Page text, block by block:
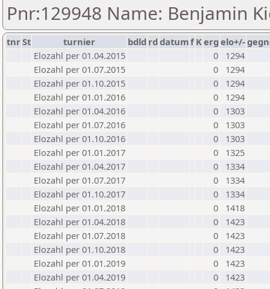
Pnr:129948 Name: Benjamin
tnrSt turnier bdld rd datumf Kerg elo+/-
Elozahl per 01.04.2015
0
1294
Elozahl per 01.07.2015
0
1294
Elozahl per 01.10.2015
0
1294
Elozahl per 01.01.2016
0
1294
Elozahl per 01.04.2016
0
1303
Elozahl per 01.07.2016
0
1303
Elozahl per 01.10.2016
0
1303
Elozahl per 01.01.2017
0
1325
Elozahl per 01.04.2017
0
1334
Elozahl per 01.07.2017
0
1334
Elozahl per 01.10.2017
0
1334
Elozahl per 01.01.2018
0
1418
Elozahl per 01.04.2018
0
1423
Elozahl per 01.07.2018
0
1423
Elozahl per 01.10.2018
0
1423
Elozahl per 01.01.2019
0
1423
Elozahl per 01.04.2019
0
1423